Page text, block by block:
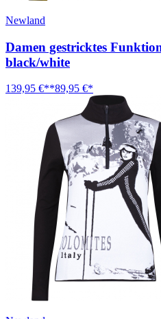
Newland
Damen gestricktes
black/white
139,95 €**89,95 €*